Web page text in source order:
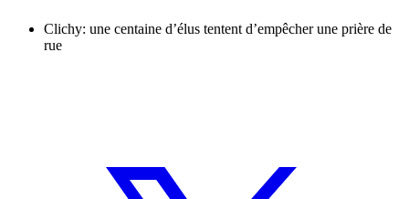
Clichy: une centaine d’élus tentent d’empêcher une prière de
rue